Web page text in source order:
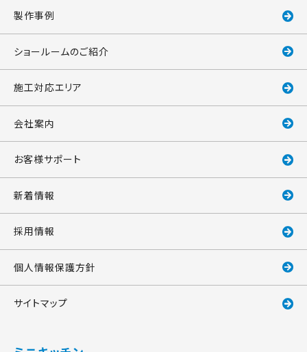
製作事例
ショールームのご紹介
施工対応エリア
会社案内
お客様サポート
新着情報
採用情報
個人情報保護方針
サイトマップ